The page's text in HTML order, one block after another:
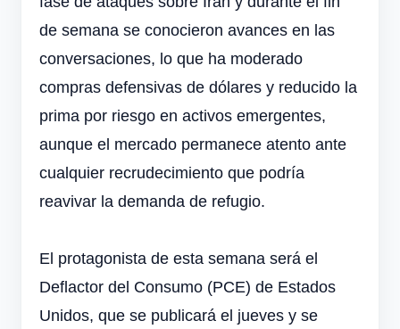
de semana se conocieron avances en las
conversaciones, lo que ha moderado
compras defensivas de dólares y reducido la
prima por riesgo en activos emergentes,
aunque el mercado permanece atento ante
cualquier recrudecimiento que podría
reavivar la demanda de refugio.
El protagonista de esta semana será el
Deflactor del Consumo (PCE) de Estados
Unidos, que se publicará el jueves y se